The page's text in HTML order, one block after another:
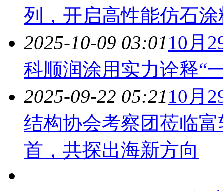
列，开启高性能仿石
2025-10-09 03:0110月
科顺润涂用实力诠释“
2025-09-22 05:2110月
结构协会考察团莅临
首，共探出海新方向